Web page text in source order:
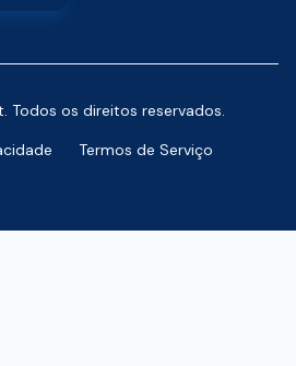
Todos os direitos reservados.
Termos de Serviço